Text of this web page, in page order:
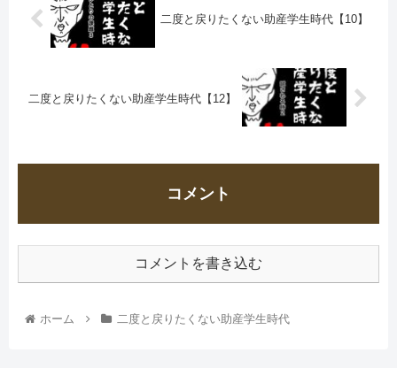
二度と戻りたくない助産学生時代【10】
二度と戻りたくない助産学生時代【12】
コメント
コメントを書き込む
ホーム 二度と戻りたくない助産学生時代